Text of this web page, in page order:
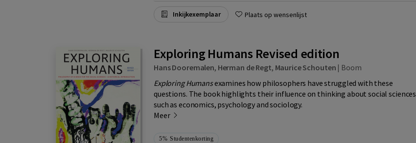
Inkijkexemplaar Plaats op wensenlijst
Exploring Humans Revised edition
Hans Dooremalen, Herman de Regt, Maurice Schouten | Boom
Exploring Humansexamines how philosophers have struggled with these
questions. The book highlights their influence on thinking about social sciences
such as economics, psychology and sociology.
Meer
5% Studentenkorting